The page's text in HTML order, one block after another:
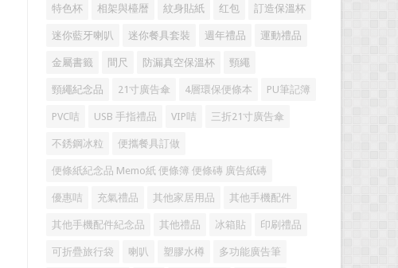
特色杯 相架與檯暦 紋身貼紙 红包 訂造保溫杯
迷你藍牙喇叭 迷你餐具套裝 週年禮品 運動禮品
金屬書籤 間尺 防漏真空保溫杯 頸繩
頸繩紀念品 21寸廣告傘 4層環保便條本 PU筆記簿
PVC咭 USB 手指禮品 VIP咭 三折21寸廣告傘
不銹鋼冰粒 便攜餐具訂做
便條紙紀念品 Memo紙 便條簿 便條磚 廣告紙磚
優惠咭 充氣禮品 其他家居用品 其他手機配件
其他手機配件紀念品 其他禮品 冰箱貼 印刷禮品
可折疊旅行袋 喇叭 塑膠水樽 多功能廣告筆